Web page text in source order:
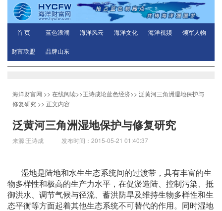
首 页 蓝色浪潮 海洋风云 海洋文化 海洋视频 领军人物
财富联盟 品牌山东
海洋财富网 >> 在线阅读>>王诗成论蓝色经济>> 泛黄河三角洲湿地保护与
修复研究 >> 正文内容
泛黄河三角洲湿地保护与修复研究
来源:王诗成 发布时间：2015-05-21 01:40:37
湿地是陆地和水生生态系统间的过渡带，具有丰富的生
物多样性和极高的生产力水平，在促淤造陆、控制污染、抵
御洪水、调节气候与径流、蓄洪防旱及维持生物多样性和生
态平衡等方面起着其他生态系统不可替代的作用。同时湿地